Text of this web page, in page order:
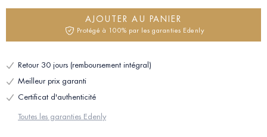
AJOUTER AU PANIER
Protégé à 100% par les garanties Edenly
Retour 30 jours (remboursement intégral)
Meilleur prix garanti
Certificat d'authenticité
Toutes les garanties Edenly